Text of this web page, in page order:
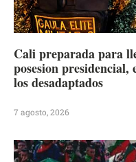
Cali preparada para
posesion presidencial,
los desadaptados
7 agosto, 2026